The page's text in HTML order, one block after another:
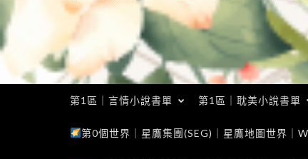
第1區｜言情小說書單 第1區｜耽美小說書單
第0個世界｜星鷹集團(SEG)｜星鷹地圖世界｜